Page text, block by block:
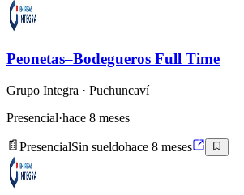
Peonetas–Bodegueros Full Time
Grupo Integra · Puchuncaví
Presencial·hace 8 meses
PresencialSin sueldohace 8 meses